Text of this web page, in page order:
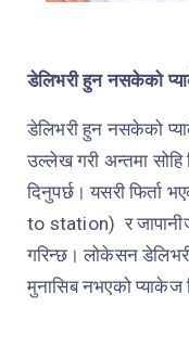
डेलिभरी हुन नसकेको
डेलिभरी हुन नसकेको
उल्लेख गरी अन्तमा
दिनुपर्छ। यसरी फिर्ता
to station) र
गरिन्छ। लोकेसन
मुनासिब नभएको प्याकेज